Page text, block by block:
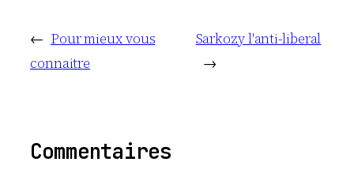
← Pour mieux vous
connaitre
Sarkozy l'anti-liberal
→
Commentaires